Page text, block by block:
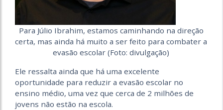
Para Júlio Ibrahim, estamos caminhando na direção
certa, mas ainda há muito a ser feito para combater a
evasão escolar (Foto: divulgação)
‎Ele ressalta ainda que há uma excelente
oportunidade para reduzir a evasão escolar no
ensino médio, uma vez que cerca de 2 milhões de
jovens não estão na escola.